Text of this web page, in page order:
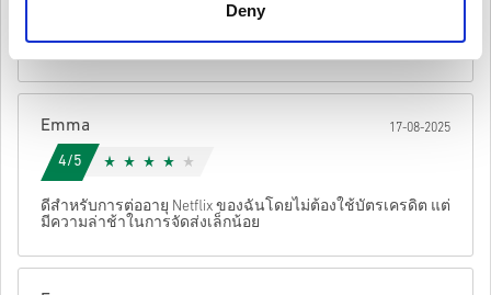
Deny
ของคุณ
สำหรับบางผลิตภัณฑ์ คุณอาจจะได้รับรหัสมากกว่าหนึ่งรหัส
สุดสัปดาห์แห่งการดูแบบมาราธอนของฉัน!
Emma 17-08-2025
4/5
ดีสำหรับการต่ออายุ Netflix ของฉันโดยไม่ต้องใช้บัตรเครดิต แต่
มีความล่าช้าในการจัดส่งเล็กน้อย